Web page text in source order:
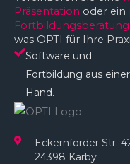
Eckernförder Str.
24398 Karby
Präsentation oder ein
was OPTI für Ihre
Software und
Fortbildung aus einer
Hand.